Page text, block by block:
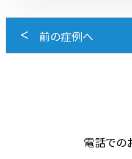
前の症例へ
電話での